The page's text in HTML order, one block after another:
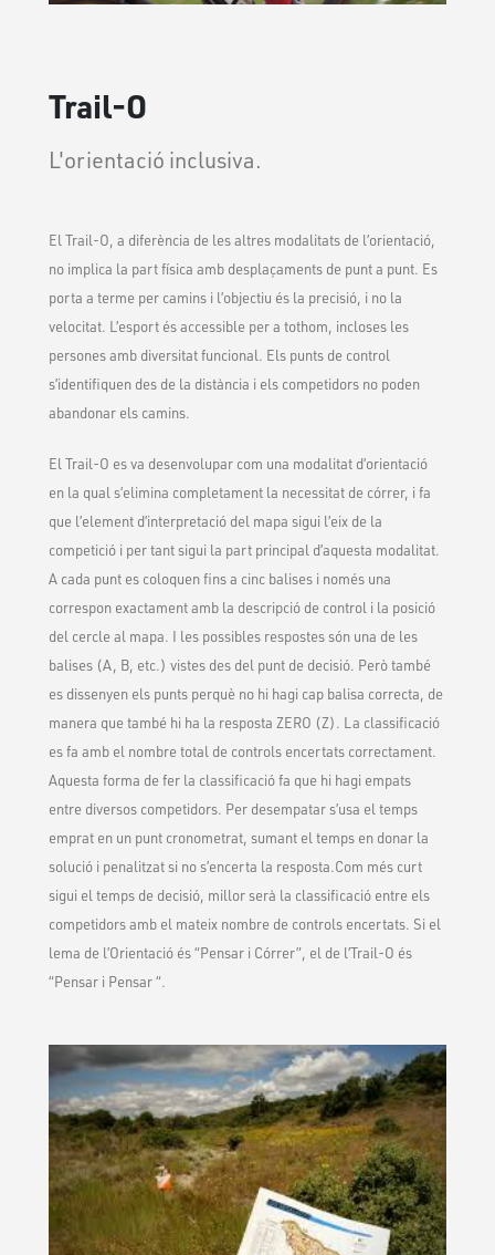
Trail-O
L'orientació inclusiva.
El Trail-O, a diferència de les altres modalitats de l’orientació,
no implica la part física amb desplaçaments de punt a punt. Es
porta a terme per camins i l’objectiu és la precisió, i no la
velocitat. L’esport és accessible per a tothom, incloses les
persones amb diversitat funcional. Els punts de control
s’identifiquen des de la distància i els competidors no poden
abandonar els camins.
El Trail-O es va desenvolupar com una modalitat d’orientació
en la qual s’elimina completament la necessitat de córrer, i fa
que l’element d’interpretació del mapa sigui l’eix de la
competició i per tant sigui la part principal d’aquesta modalitat.
A cada punt es coloquen fins a cinc balises i només una
correspon exactament amb la descripció de control i la posició
del cercle al mapa. I les possibles respostes són una de les
balises (A, B, etc.) vistes des del punt de decisió. Però també
es dissenyen els punts perquè no hi hagi cap balisa correcta, de
manera que també hi ha la resposta ZERO (Z). La classificació
es fa amb el nombre total de controls encertats correctament.
Aquesta forma de fer la classificació fa que hi hagi empats
entre diversos competidors. Per desempatar s’usa el temps
emprat en un punt cronometrat, sumant el temps en donar la
solució i penalitzat si no s’encerta la resposta.Com més curt
sigui el temps de decisió, millor serà la classificació entre els
competidors amb el mateix nombre de controls encertats. Si el
lema de l’Orientació és “Pensar i Córrer”, el de l’Trail-O és
“Pensar i Pensar “.